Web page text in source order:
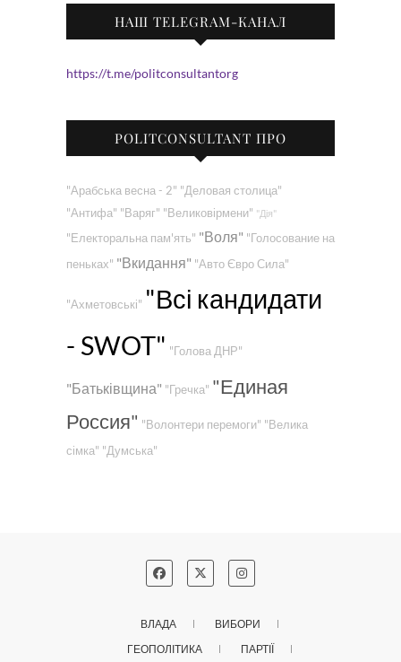
НАШ TELEGRAM-КАНАЛ
https://t.me/politconsultantorg
POLITCONSULTANT ПРО
"Арабська весна - 2" "Деловая столица"
"Антифа" "Варяг" "Великовірмени" "Дія"
"Електоральна пам'ять" "Воля" "Голосование на
пеньках" "Вкидання" "Авто Євро Сила"
"Ахметовські" "Всі кандидати
- SWOT" "Голова ДНР"
"Батьківщина" "Гречка" "Единая
Россия" "Волонтери перемоги" "Велика
сімка" "Думська"
ВЛАДА
ВИБОРИ
ГЕОПОЛІТИКА
ПАРТІЇ